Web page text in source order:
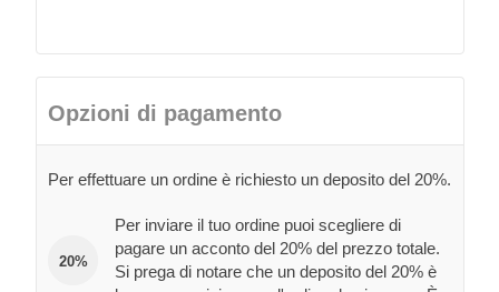
Opzioni di pagamento
Per effettuare un ordine è richiesto un deposito del 20%.
20%
Per inviare il tuo ordine puoi scegliere di
pagare un acconto del 20% del prezzo totale.
Si prega di notare che un deposito del 20% è